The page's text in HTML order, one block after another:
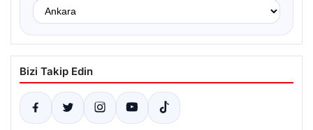
Bizi Takip Edin